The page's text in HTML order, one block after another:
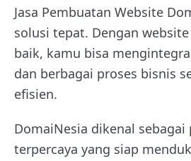
Jasa Pembuatan Website
solusi tepat. Dengan
baik, kamu bisa
dan berbagai proses bisnis
efisien.
DomaiNesia dikenal
terpercaya yang siap